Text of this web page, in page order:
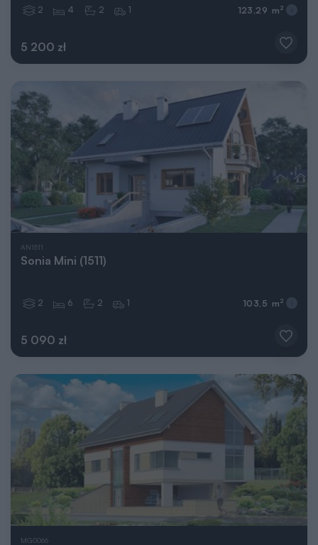
5 200 zł
2 4 2 1 123,29 m 2
AN1511
Sonia Mini (1511)
5 090 zł
2 6 2 1 103,5 m 2
MG0066